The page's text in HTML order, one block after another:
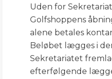
Uden for
Golfshoppens
alene betales
Beløbet lægges i
Sekretariatet
efterfølgende